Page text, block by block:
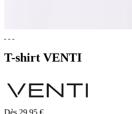
T-shirt VENTI
Dès 29,95 €